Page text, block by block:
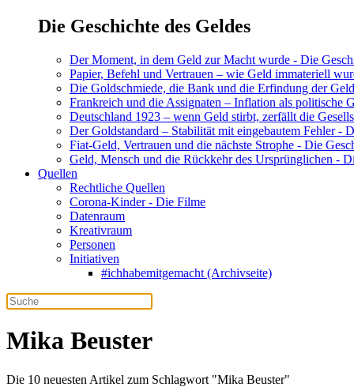
Die Geschichte des Geldes
Der Moment, in dem Geld zur Macht wurde - Die
Papier, Befehl und Vertrauen – wie Geld immateriell
Die Goldschmiede, die Bank und die Erfindung der
Frankreich und die Assignaten – Inflation als politische
Deutschland 1923 – wenn Geld stirbt, zerfällt die
Der Goldstandard – Stabilität mit eingebautem Fehler -
Fiat-Geld, Vertrauen und die nächste Strophe - Die
Geld, Mensch und die Rückkehr des Ursprünglichen -
Quellen
Rechtliche Quellen
Corona-Kinder - Die Filme
Datenraum
Kreativraum
Personen
Initiativen
#ichhabemitgemacht (Archivseite)
Mika Beuster
Die 10 neuesten Artikel zum Schlagwort "Mika Beuster"